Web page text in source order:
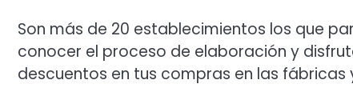
Son más de 20 establecimientos los que
conocer el proceso de elaboración y
descuentos en tus compras en las